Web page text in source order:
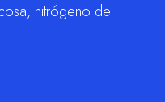
nitrógeno de